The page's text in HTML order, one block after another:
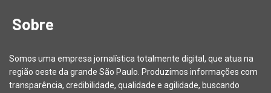
Sobre
Somos uma empresa jornalística totalmente digital, que atua na
região oeste da grande São Paulo. Produzimos informações com
transparência, credibilidade, qualidade e agilidade, buscando